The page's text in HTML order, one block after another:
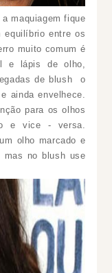
a maquiagem fique
equilíbrio entre os
muito comum é
e lápis de olho,
de blush o
ainda envelhece.
para os olhos
e vice - versa.
olho marcado e
mas no blush use